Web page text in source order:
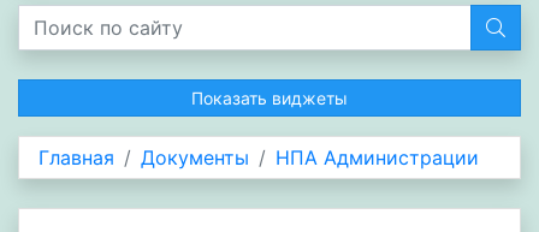
Показать виджеты
Главная Документы НПА Администрации